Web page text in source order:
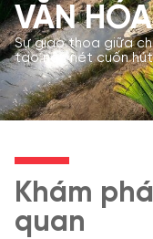
VĂN HÓA
Sự giao thoa giữa
tạo nên nét cuốn
Khám
quan